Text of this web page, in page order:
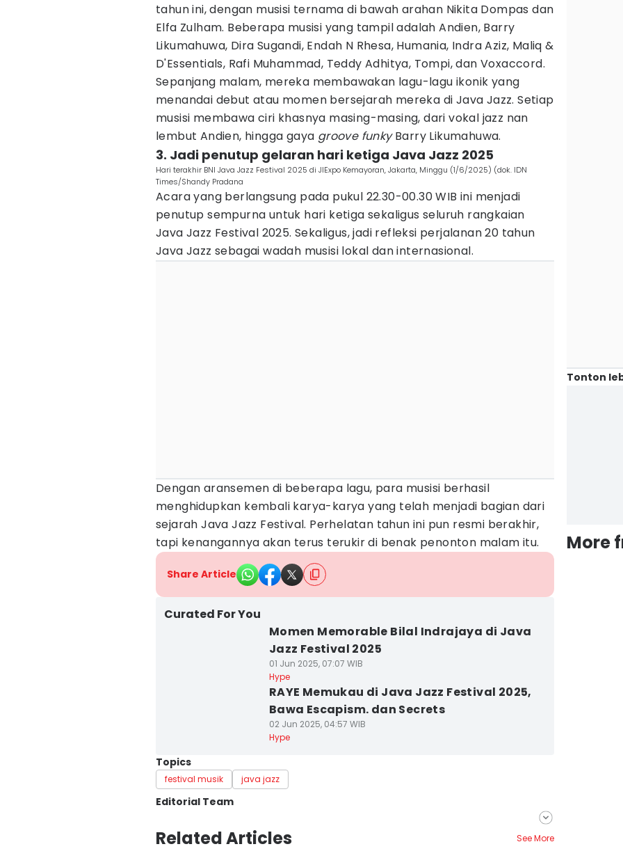
tahun ini, dengan musisi ternama di bawah arahan Nikita Dompas dan
Elfa Zulham. Beberapa musisi yang tampil adalah Andien, Barry
Likumahuwa, Dira Sugandi, Endah N Rhesa, Humania, Indra Aziz, Maliq &
D'Essentials, Rafi Muhammad, Teddy Adhitya, Tompi, dan Voxaccord.
Sepanjang malam, mereka membawakan lagu-lagu ikonik yang
menandai debut atau momen bersejarah mereka di Java Jazz. Setiap
musisi membawa ciri khasnya masing-masing, dari vokal jazz nan
lembut Andien, hingga gaya groove funkyBarry Likumahuwa.
3. Jadi penutup gelaran hari ketiga Java Jazz 2025
Hari terakhir BNI Java Jazz Festival 2025 di JIExpo Kemayoran, Jakarta, Minggu (1/6/2025) (dok. IDN
Times/Shandy Pradana
Acara yang berlangsung pada pukul 22.30-00.30 WIB ini menjadi
penutup sempurna untuk hari ketiga sekaligus seluruh rangkaian
Java Jazz Festival 2025. Sekaligus, jadi refleksi perjalanan 20 tahun
Java Jazz sebagai wadah musisi lokal dan internasional.
Dengan aransemen di beberapa lagu, para musisi berhasil
menghidupkan kembali karya-karya yang telah menjadi bagian dari
sejarah Java Jazz Festival. Perhelatan tahun ini pun resmi berakhir,
tapi kenangannya akan terus terukir di benak penonton malam itu.
Share Article
Curated For You
Momen Memorable Bilal Indrajaya di Java
Jazz Festival 2025
01 Jun 2025, 07:07 WIB
Hype
RAYE Memukau di Java Jazz Festival 2025,
Bawa Escapism. dan Secrets
02 Jun 2025, 04:57 WIB
Hype
Topics
festival musik java jazz
Editorial Team
Editor
Shandy Pradana
Related Articles See More
Tonton
More